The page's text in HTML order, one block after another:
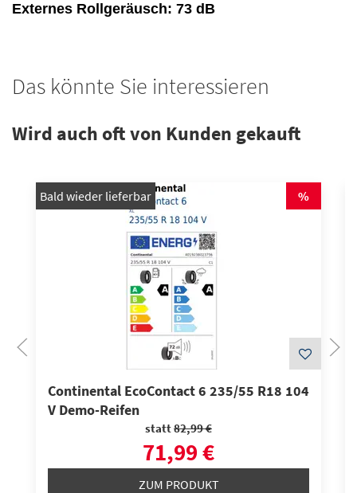
Externes Rollgeräusch: 73 dB
Das könnte Sie interessieren
Wird auch oft von Kunden gekauft
Bald wieder lieferbar %
Continental EcoContact 6 235/55 R18 104
V Demo-Reifen
statt82,99 €
71,99 €
ZUM PRODUKT